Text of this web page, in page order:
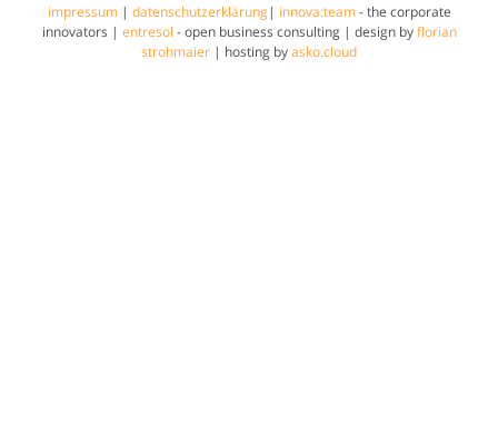
impressum| datenschutzerklärung | innova:team- the corporate
innovators | entresol - open business consulting | design byflorian
strohmaier | hosting byasko.cloud